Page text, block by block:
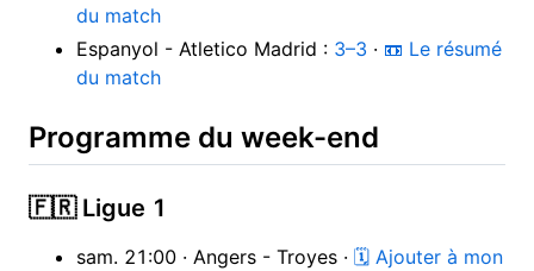
du match
Espanyol - Atletico Madrid : 3–3 · 📼 Le résumé
du match
Programme du week-end
🇫🇷 Ligue 1
sam. 21:00 · Angers - Troyes · 🗓 Ajouter à mon